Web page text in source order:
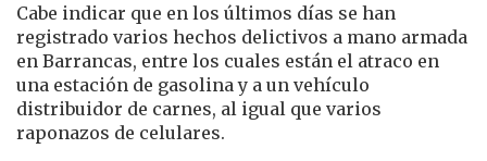
Cabe indicar que en los últimos días se han
registrado varios hechos delictivos a mano armada
en Barrancas, entre los cuales están el atraco en
una estación de gasolina y a un vehículo
distribuidor de carnes, al igual que varios
raponazos de celulares.